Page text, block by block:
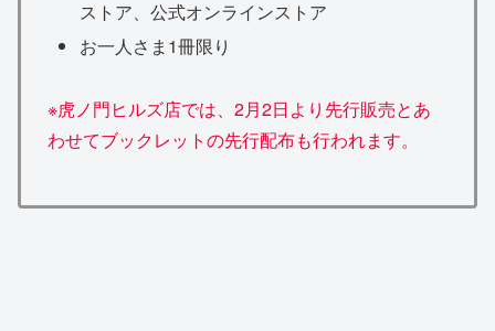
ストア、公式オンラインストア
お一人さま1冊限り
※虎ノ門ヒルズ店では、2月2日より先行販売とあ
わせてブックレットの先行配布も行われます。